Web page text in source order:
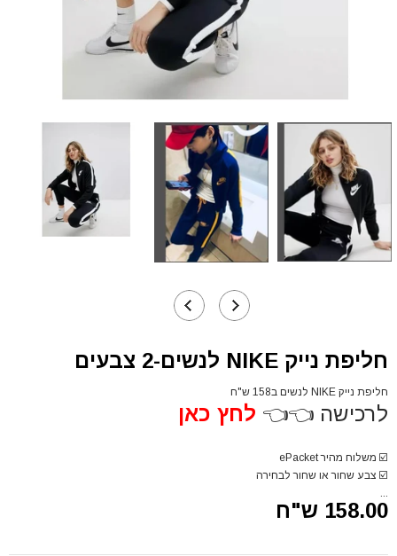
חליפת נייק NIKE לנשים-2 צבעים
חליפת נייק NIKE לנשים ב158 ש"ח
לרכישה 👈👈 לחץ כאן
☑️ משלוח מהיר ePacket
☑️ צבע שחור או שחור לבחירה
...
158.00 ש"ח